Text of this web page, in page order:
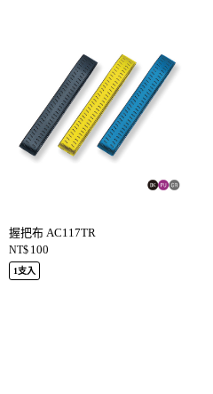
握把布 AC117TR
NT$ 100
1支入